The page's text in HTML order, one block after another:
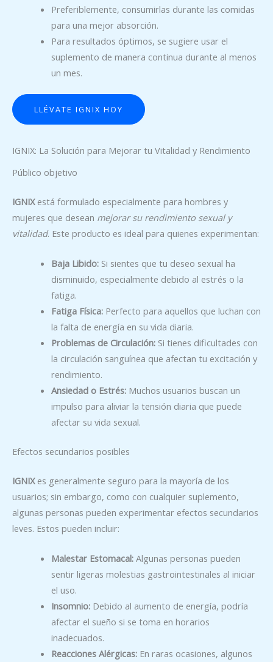
Preferiblemente, consumirlas durante las comidas
para una mejor absorción.
Para resultados óptimos, se sugiere usar el
suplemento de manera continua durante al menos
un mes.
LLÉVATE IGNIX HOY
IGNIX: La Solución para Mejorar tu Vitalidad y Rendimiento
Público objetivo
IGNIXestá formulado especialmente para hombres y
mujeres que desean mejorar su rendimiento sexual y
vitalidad. Este producto es ideal para quienes experimentan:
Baja Libido:Si sientes que tu deseo sexual ha
disminuido, especialmente debido al estrés o la
fatiga.
Fatiga Física:Perfecto para aquellos que luchan con
la falta de energía en su vida diaria.
Problemas de Circulación:Si tienes dificultades con
la circulación sanguínea que afectan tu excitación y
rendimiento.
Ansiedad o Estrés:Muchos usuarios buscan un
impulso para aliviar la tensión diaria que puede
afectar su vida sexual.
Efectos secundarios posibles
IGNIXes generalmente seguro para la mayoría de los
usuarios; sin embargo, como con cualquier suplemento,
algunas personas pueden experimentar efectos secundarios
leves. Estos pueden incluir:
Malestar Estomacal:Algunas personas pueden
sentir ligeras molestias gastrointestinales al iniciar
el uso.
Insomnio:Debido al aumento de energía, podría
afectar el sueño si se toma en horarios
inadecuados.
Reacciones Alérgicas:En raras ocasiones, algunos